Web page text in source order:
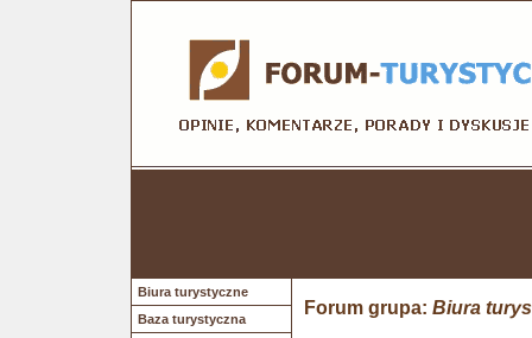
Biura turystyczne
Baza turystyczna
Forum grupa: Biura